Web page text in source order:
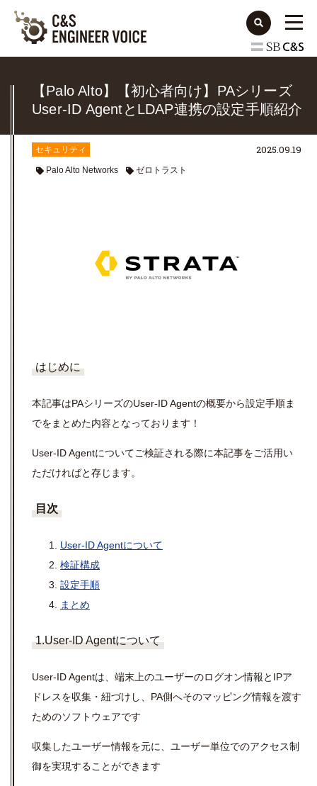
【Palo Alto】【初心者向け】PAシリーズ
User-ID AgentとLDAP連携の設定手順紹介
セキュリティ
Palo Alto Networks ゼロトラスト
2025.09.19
はじめに
本記事はPAシリーズのUser-ID Agentの概要から設定手順ま
でをまとめた内容となっております！
User-ID Agentについてご検証される際に本記事をご活用い
ただければと存じます。
目次
User-ID Agentについて
検証構成
設定手順
まとめ
1.User-ID Agentについて
User-ID Agentは、端末上のユーザーのログオン情報とIPア
ドレスを収集・紐づけし、PA側へそのマッピング情報を渡す
ためのソフトウェアです
収集したユーザー情報を元に、ユーザー単位でのアクセス制
御を実現することができます